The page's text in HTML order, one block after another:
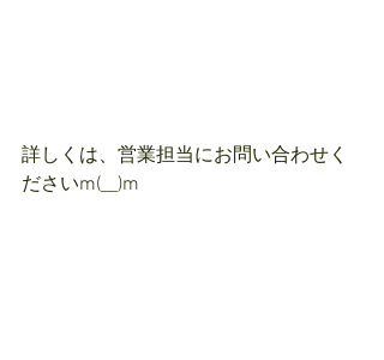
詳しくは、営業担当にお問い合わせく
ださいm(__)m